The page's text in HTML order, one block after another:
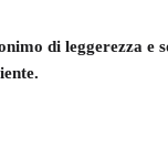
di leggerezza e